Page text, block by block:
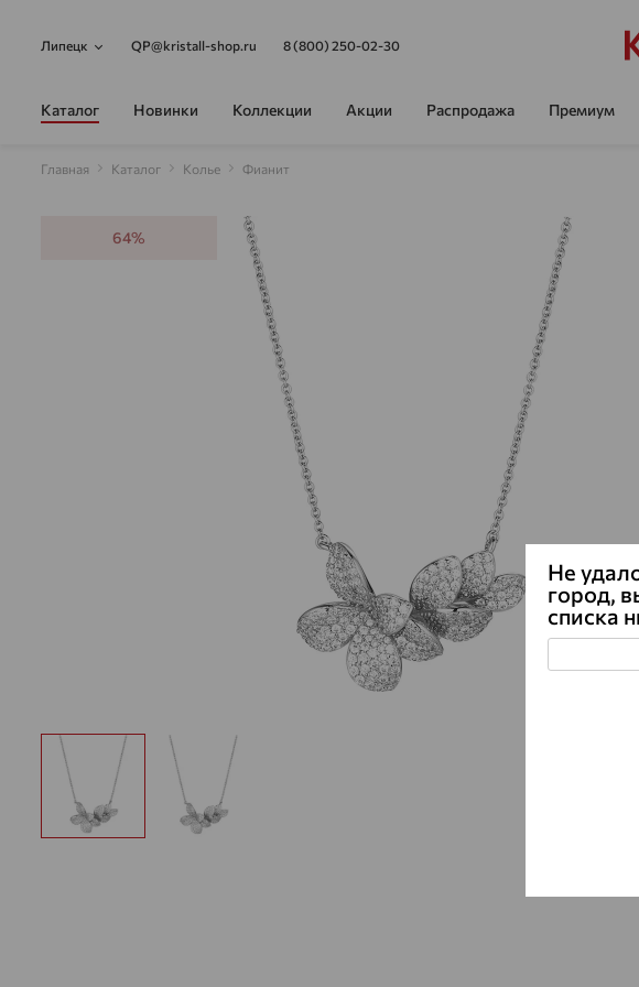
Липецк QP@kristall-shop.ru 8 (800) 250-02-30
Каталог Новинки Коллекции Акции Распродажа Премиум
Главная Каталог Колье Фианит
64%
Не
город,
списка